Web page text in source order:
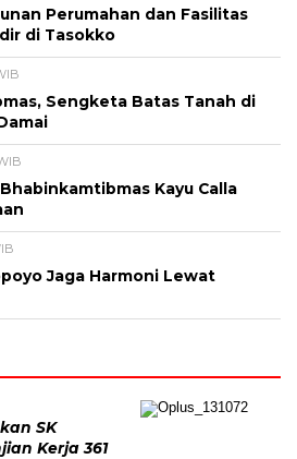
Perumahan dan Fasilitas
di Tasokko
Sengketa Batas Tanah di
Kayu Calla
Jaga Harmoni Lewat
SK
Kerja 361